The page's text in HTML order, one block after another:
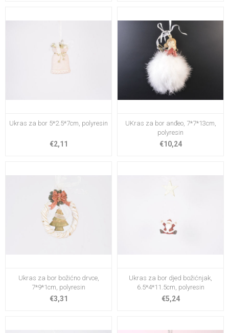
Ukras za bor 5*2.5*7cm, polyresin
€2,11
UKras za bor anđeo, 7*7*13cm,
polyresin
€10,24
Ukras za bor božićno drvce,
7*9*1cm, polyresin
€3,31
Ukras za bor djed božićnjak,
6.5*4*11.5cm, polyresin
€5,24